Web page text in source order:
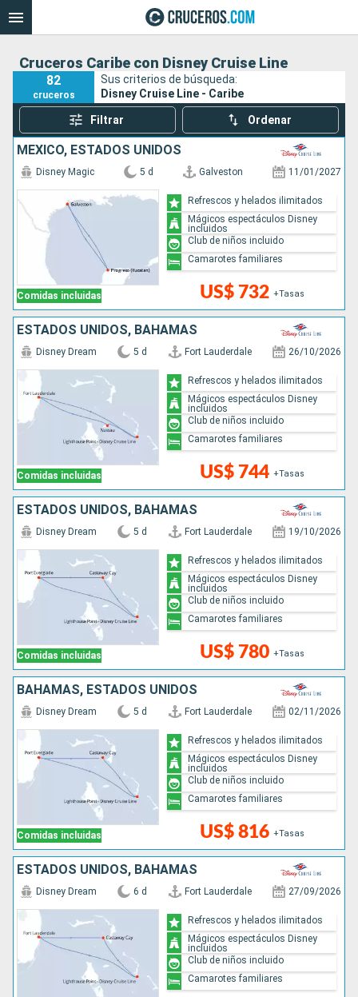
Cruceros Caribe con Disney Cruise Line
82
cruceros
Sus criterios de búsqueda:
Disney Cruise Line - Caribe
Filtrar Ordenar
MÉXICO, ESTADOS UNIDOS
Comidas incluidas
Disney Magic 5 d Galveston 11/01/2027
US$ 732 +Tasas
Refrescos y helados ilimitados
Mágicos espectáculos Disney
incluidos
Club de niños incluido
Camarotes familiares
ESTADOS UNIDOS, BAHAMAS
Comidas incluidas
Disney Dream 5 d Fort Lauderdale 26/10/2026
US$ 744 +Tasas
Refrescos y helados ilimitados
Mágicos espectáculos Disney
incluidos
Club de niños incluido
Camarotes familiares
ESTADOS UNIDOS, BAHAMAS
Comidas incluidas
Disney Dream 5 d Fort Lauderdale 19/10/2026
US$ 780 +Tasas
Refrescos y helados ilimitados
Mágicos espectáculos Disney
incluidos
Club de niños incluido
Camarotes familiares
BAHAMAS, ESTADOS UNIDOS
Comidas incluidas
Disney Dream 5 d Fort Lauderdale 02/11/2026
US$ 816 +Tasas
Refrescos y helados ilimitados
Mágicos espectáculos Disney
incluidos
Club de niños incluido
Camarotes familiares
ESTADOS UNIDOS, BAHAMAS
Disney Dream 6 d Fort Lauderdale 27/09/2026
Refrescos y helados ilimitados
Mágicos espectáculos Disney
incluidos
Club de niños incluido
Camarotes familiares